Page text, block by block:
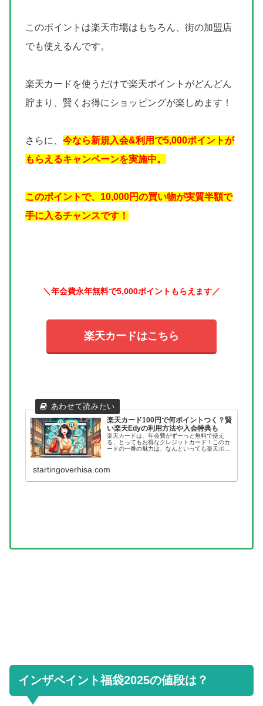
このポイントは楽天市場はもちろん、街の加盟店
でも使えるんです。
楽天カードを使うだけで楽天ポイントがどんどん
貯まり、賢くお得にショッピングが楽しめます！
さらに、 今なら新規入会&利用で5,000ポイントが
もらえるキャンペーンを実施中。
このポイントで、10,000円の買い物が実質半額で
手に入るチャンスです！
＼年会費永年無料で5,000ポイントもらえます／
楽天カードはこちら
楽天カード100円で何ポイントつく？賢
い楽天Edyの利用方法や入会特典も
楽天カードは、年会費がずーっと無料で使え
る、とってもお得なクレジットカード！このカ
ードの一番の魅力は、なんといっても楽天ポイ
加算されるんですよね。しかも、...
startingoverhisa.com
インザペイント福袋2025の値段は？